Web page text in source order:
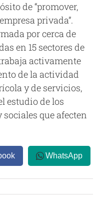
de “promover,
privada”.
por cerca de
en 15 sectores de
activamente
de la actividad
y de servicios,
estudio de los
que afecten
WhatsApp